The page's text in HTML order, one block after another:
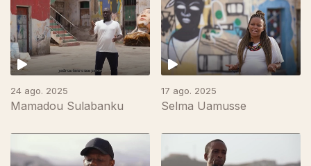
24 ago. 2025
Mamadou Sulabanku
17 ago. 2025
Selma Uamusse